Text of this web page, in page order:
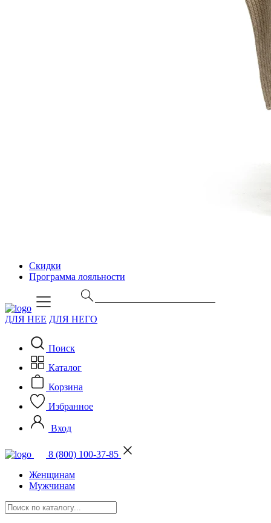
Скидки
Программа лояльности
ДЛЯ НЕЕ ДЛЯ НЕГО
Поиск
Каталог
Корзина
Избранное
Вход
8 (800) 100-37-85
Женщинам
Мужчинам